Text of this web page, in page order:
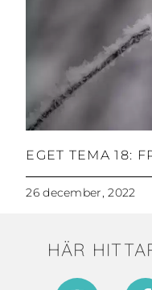
EGET TEMA 18:
26 december, 2022
HÄR